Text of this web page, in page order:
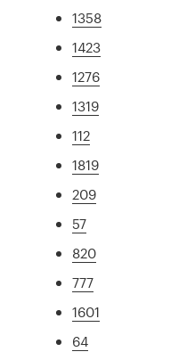
1358
1423
1276
1319
112
1819
209
57
820
777
1601
64